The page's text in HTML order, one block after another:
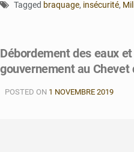
Tagged braquage, insécurité,
Débordement des eaux
gouvernement au Chevet
POSTED ON 1 NOVEMBRE 2019